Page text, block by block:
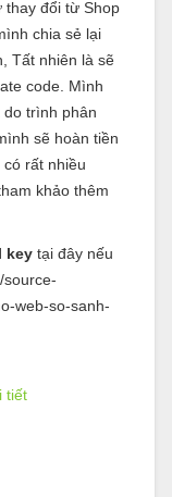
thay đổi từ Shop
chia sẻ lại
Tất nhiên là sẽ
code. Mình
trình phân
sẽ hoàn tiền
rất nhiều
khảo thêm
key tại đây nếu
source-
web-so-sanh-
tiết